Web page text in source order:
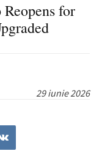
for
29 iunie 2026